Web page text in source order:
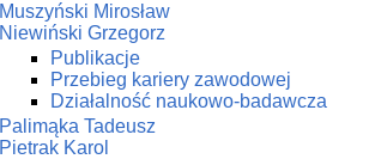
Muszyński Mirosław
Niewiński Grzegorz
Publikacje
Przebieg kariery zawodowej
Działalność naukowo-badawcza
Palimąka Tadeusz
Pietrak Karol